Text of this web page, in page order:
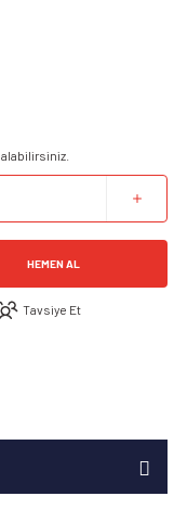
alabilirsiniz.
HEMEN AL
Tavsiye Et